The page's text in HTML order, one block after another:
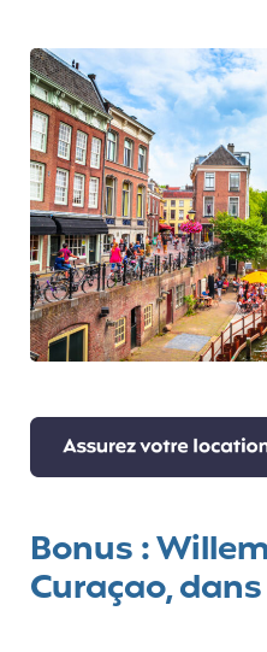
Bonus :
Curaçao,